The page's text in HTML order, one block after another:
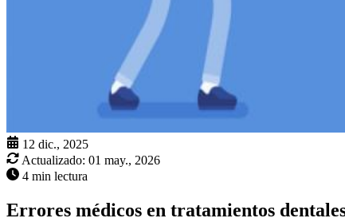
12 dic., 2025
Actualizado: 01 may., 2026
4 min lectura
Errores médicos en tratamientos